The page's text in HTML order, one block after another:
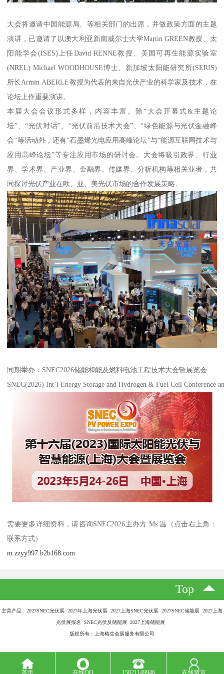
大会将邀请中国能源局、等相关部门的出席，并做政策方面的主题
演讲，已邀请了以澳大利亚新南威尔士大学Martin GREEN教授、太
阳能学会(ISES)上任David RENNE教授、美国可再生能源实验室
(NREL) Michael WOODHOUSE博士、新加坡太阳能研究所(SERIS)
所长Armin ABERLE教授为代表的来自光伏产业的科学家及技术，在
论坛上作重要演讲。
本届大会会议形式多样，内容丰富。除“大会开幕式&主题论
坛”、“光伏对话”、“光伏前沿技术大会”、“绿色能源与光伏金融峰
会”等活动外，还有“石墨烯光电应用高峰论坛”与“能源互联网技术与
应用高峰论坛”等专注应用市场的研讨会。大会将吸引政界、行业
界、学术界、产业界、金融界、传媒界、分析机构等相关业者，共
同探讨光伏产业在欧、亚、美光伏市场的合作发展策略。
同期举办：SNEC2026储能和能及燃料电池工程技术大会暨展览会
SNEC(2026) Int’l Energy Storage and Hydrogen & Fuel Cell Conference
需要更多详细资料，请咨询SNEC2026主办方 Ms 温（点击右上角：
联系方式）
m.zzyy997.b2b168.com
Top
主营产品：2027SNEC光伏展 2027年上海光伏展 2027上海SNEC光伏展 2027SNEC储能展 2027上海
光伏展报名 SNEC光伏及储能展 2027上海储能展
版权所有：上海椿生会展服务有限公司
首页 在线QQ 15821149946 在线留言